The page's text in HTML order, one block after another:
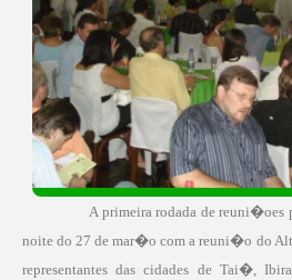
A primeira rodada de
noite do 27 de mar�o com a reuni�o do
representantes das cidades de Tai�,